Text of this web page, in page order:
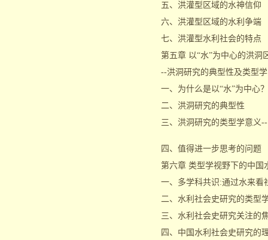
五、洪灌型区域的水神信仰
六、洪灌型区域的水利争端
七、洪灌型水利社会的特点
第五章 以“水”为中心的洪洞
--洪洞研究的典型性及类型
一、为什么是以“水”为中心？
二、洪洞研究的典型性
三、洪洞研究的类型学意义
四、值得进一步思考的问题
第六章 类型学视野下的中国
一、多学科共识:通过水来看
二、水利社会史研究的类型
三、水利社会史研究关注的
四、中国水利社会史研究的